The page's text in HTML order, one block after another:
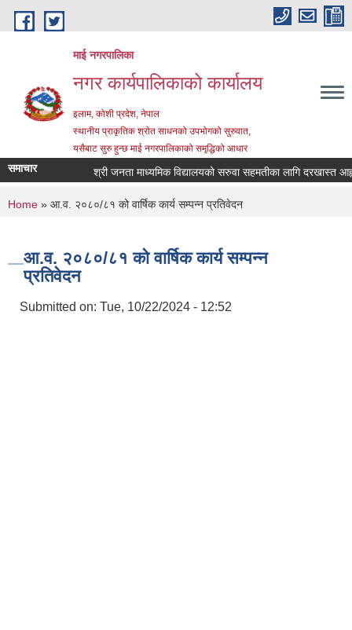
Skip to main content
माई नगरपालिका
नगर कार्यपालिकाको कार्यालय
इलाम, कोशी प्रदेश, नेपाल
स्थानीय प्राकृतिक श्रोत साधनको उपभोगको सुरुवात,
यसैबाट सुरु हुन्छ माई नगरपालिकाको समृद्धिको आधार
समाचार श्री जनता माध्यमिक विद्यालयको सरुवा सहमतीका लागि दरखास्त
You are here
Home » आ.व. २०८०/८१ को वार्षिक कार्य सम्पन्न प्रतिवेदन
आ.व. २०८०/८१ को वार्षिक कार्य सम्पन्न
प्रतिवेदन
Submitted on: Tue, 10/22/2024 - 12:52